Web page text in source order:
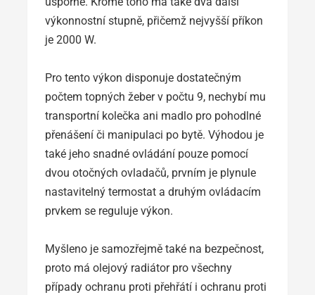
výkonnostní stupně, přičemž nejvyšší příkon
je 2000 W.
Pro tento výkon disponuje dostatečným
počtem topných žeber v počtu 9, nechybí mu
transportní kolečka ani madlo pro pohodlné
přenášení či manipulaci po bytě. Výhodou je
také jeho snadné ovládání pouze pomocí
dvou otočných ovladačů, prvním je plynule
nastavitelný termostat a druhým ovládacím
prvkem se reguluje výkon.
Myšleno je samozřejmě také na bezpečnost,
proto má olejový radiátor pro všechny
případy ochranu proti přehřátí i ochranu proti